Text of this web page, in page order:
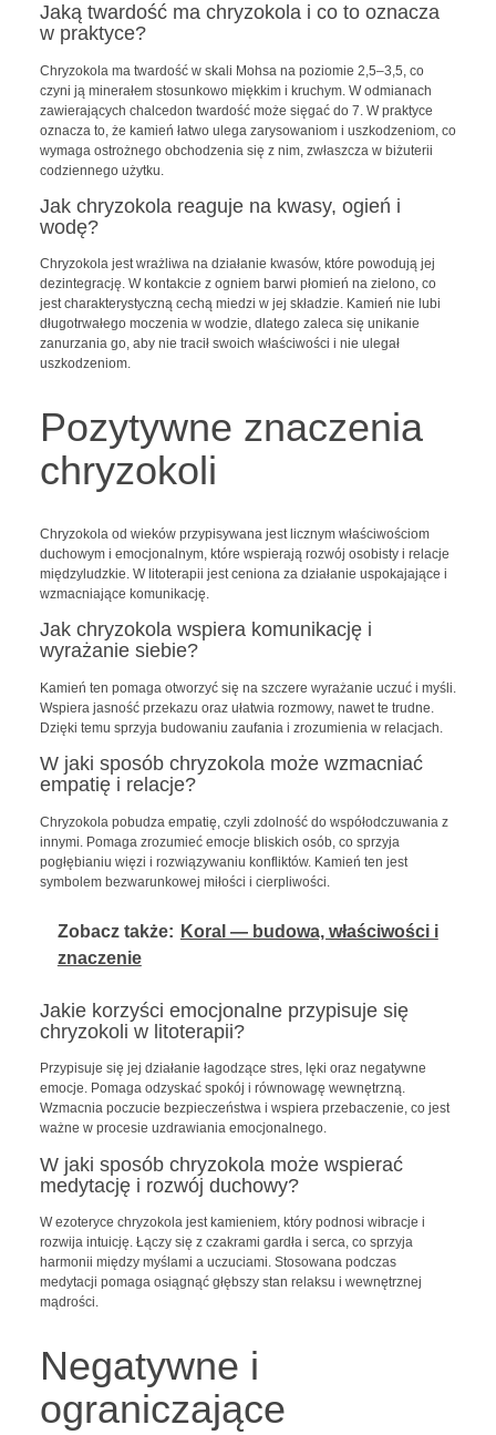
Jaką twardość ma chryzokola i co to oznacza
w praktyce?
Chryzokola ma twardość w skali Mohsa na poziomie 2,5–3,5, co
czyni ją minerałem stosunkowo miękkim i kruchym. W odmianach
zawierających chalcedon twardość może sięgać do 7. W praktyce
oznacza to, że kamień łatwo ulega zarysowaniom i uszkodzeniom, co
wymaga ostrożnego obchodzenia się z nim, zwłaszcza w biżuterii
codziennego użytku.
Jak chryzokola reaguje na kwasy, ogień i
wodę?
Chryzokola jest wrażliwa na działanie kwasów, które powodują jej
dezintegrację. W kontakcie z ogniem barwi płomień na zielono, co
jest charakterystyczną cechą miedzi w jej składzie. Kamień nie lubi
długotrwałego moczenia w wodzie, dlatego zaleca się unikanie
zanurzania go, aby nie tracił swoich właściwości i nie ulegał
uszkodzeniom.
Pozytywne znaczenia
chryzokoli
Chryzokola od wieków przypisywana jest licznym właściwościom
duchowym i emocjonalnym, które wspierają rozwój osobisty i relacje
międzyludzkie. W litoterapii jest ceniona za działanie uspokajające i
wzmacniające komunikację.
Jak chryzokola wspiera komunikację i
wyrażanie siebie?
Kamień ten pomaga otworzyć się na szczere wyrażanie uczuć i myśli.
Wspiera jasność przekazu oraz ułatwia rozmowy, nawet te trudne.
Dzięki temu sprzyja budowaniu zaufania i zrozumienia w relacjach.
W jaki sposób chryzokola może wzmacniać
empatię i relacje?
Chryzokola pobudza empatię, czyli zdolność do współodczuwania z
innymi. Pomaga zrozumieć emocje bliskich osób, co sprzyja
pogłębianiu więzi i rozwiązywaniu konfliktów. Kamień ten jest
symbolem bezwarunkowej miłości i cierpliwości.
Zobacz także: Koral — budowa, właściwości i
znaczenie
Jakie korzyści emocjonalne przypisuje się
chryzokoli w litoterapii?
Przypisuje się jej działanie łagodzące stres, lęki oraz negatywne
emocje. Pomaga odzyskać spokój i równowagę wewnętrzną.
Wzmacnia poczucie bezpieczeństwa i wspiera przebaczenie, co jest
ważne w procesie uzdrawiania emocjonalnego.
W jaki sposób chryzokola może wspierać
medytację i rozwój duchowy?
W ezoteryce chryzokola jest kamieniem, który podnosi wibracje i
rozwija intuicję. Łączy się z czakrami gardła i serca, co sprzyja
harmonii między myślami a uczuciami. Stosowana podczas
medytacji pomaga osiągnąć głębszy stan relaksu i wewnętrznej
mądrości.
Negatywne i
ograniczające